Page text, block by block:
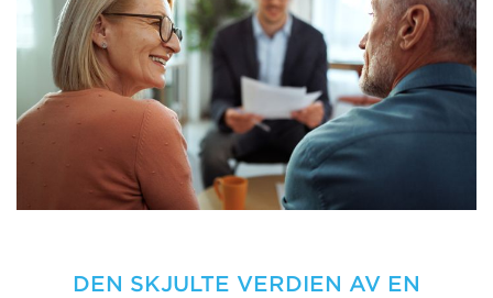
DEN SKJULTE VERDIEN AV EN